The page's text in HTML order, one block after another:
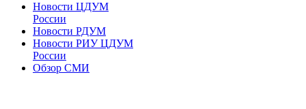
Новости ЦДУМ
России
Новости РДУМ
Новости РИУ ЦДУМ
России
Обзор СМИ